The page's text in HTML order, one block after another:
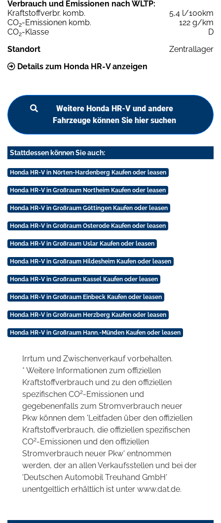
Verbrauch und Emissionen nach WLTP:
Kraftstoffverbr. komb.
5,4 l/100km
CO2-Emissionen komb.
122 g/km
CO2-Klasse
D
Standort
Zentrallager
Details zum Honda HR-V anzeigen
Weitere Honda HR-V und andere
Fahrzeuge können Sie hier suchen
Stattdessen können Sie auch:
Honda HR-V in Nörten-Hardenberg Kaufen oder leasen
Honda HR-V in Großraum Northeim Kaufen oder leasen
Honda HR-V in Großraum Göttingen Kaufen oder leasen
Honda HR-V in Großraum Osterode Kaufen oder leasen
Honda HR-V in Großraum Uslar Kaufen oder leasen
Honda HR-V in Großraum Hildesheim Kaufen oder leasen
Honda HR-V in Großraum Kassel Kaufen oder leasen
Honda HR-V in Großraum Einbeck Kaufen oder leasen
Honda HR-V in Großraum Herzberg Kaufen oder leasen
Honda HR-V in Großraum Hann.-Münden Kaufen oder leasen
Irrtum und Zwischenverkauf vorbehalten.
* Weitere Informationen zum offiziellen
Kraftstoffverbrauch und zu den offiziellen
spezifischen CO2-Emissionen und
gegebenenfalls zum Stromverbrauch neuer
Pkw können dem 'Leitfaden über den offiziellen
Kraftstoffverbrauch, die offiziellen spezifischen
CO2-Emissionen und den offiziellen
Stromverbrauch neuer Pkw' entnommen
werden, der an allen Verkaufsstellen und bei der
'Deutschen Automobil Treuhand GmbH'
unentgeltlich erhältlich ist unter www.dat.de.